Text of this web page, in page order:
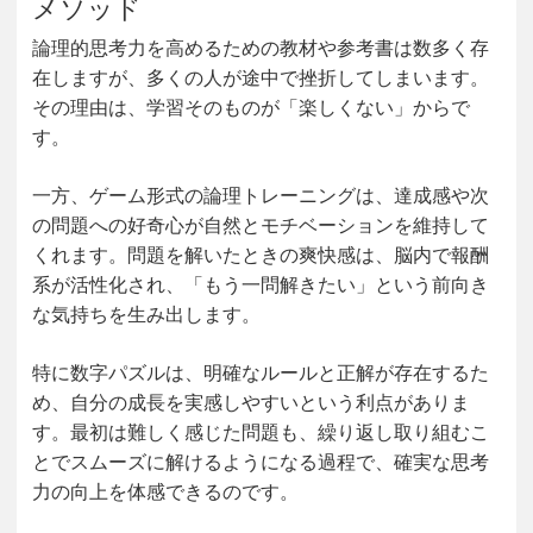
メソッド
論理的思考力を高めるための教材や参考書は数多く存
在しますが、多くの人が途中で挫折してしまいます。
その理由は、学習そのものが「楽しくない」からで
す。
一方、ゲーム形式の論理トレーニングは、達成感や次
の問題への好奇心が自然とモチベーションを維持して
くれます。問題を解いたときの爽快感は、脳内で報酬
系が活性化され、「もう一問解きたい」という前向き
な気持ちを生み出します。
特に数字パズルは、明確なルールと正解が存在するた
め、自分の成長を実感しやすいという利点がありま
す。最初は難しく感じた問題も、繰り返し取り組むこ
とでスムーズに解けるようになる過程で、確実な思考
力の向上を体感できるのです。